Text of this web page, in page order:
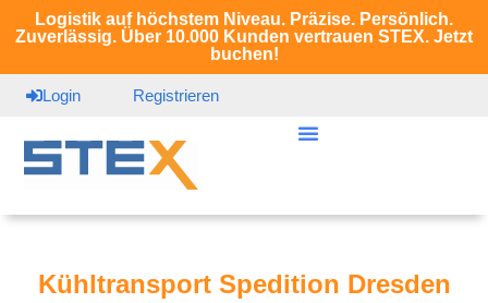
Logistik auf höchstem Niveau. Präzise. Persönlich.
Zuverlässig. Über 10.000 Kunden vertrauen STEX. Jetzt
buchen!
Login Registrieren
Kühltransport Spedition Dresden